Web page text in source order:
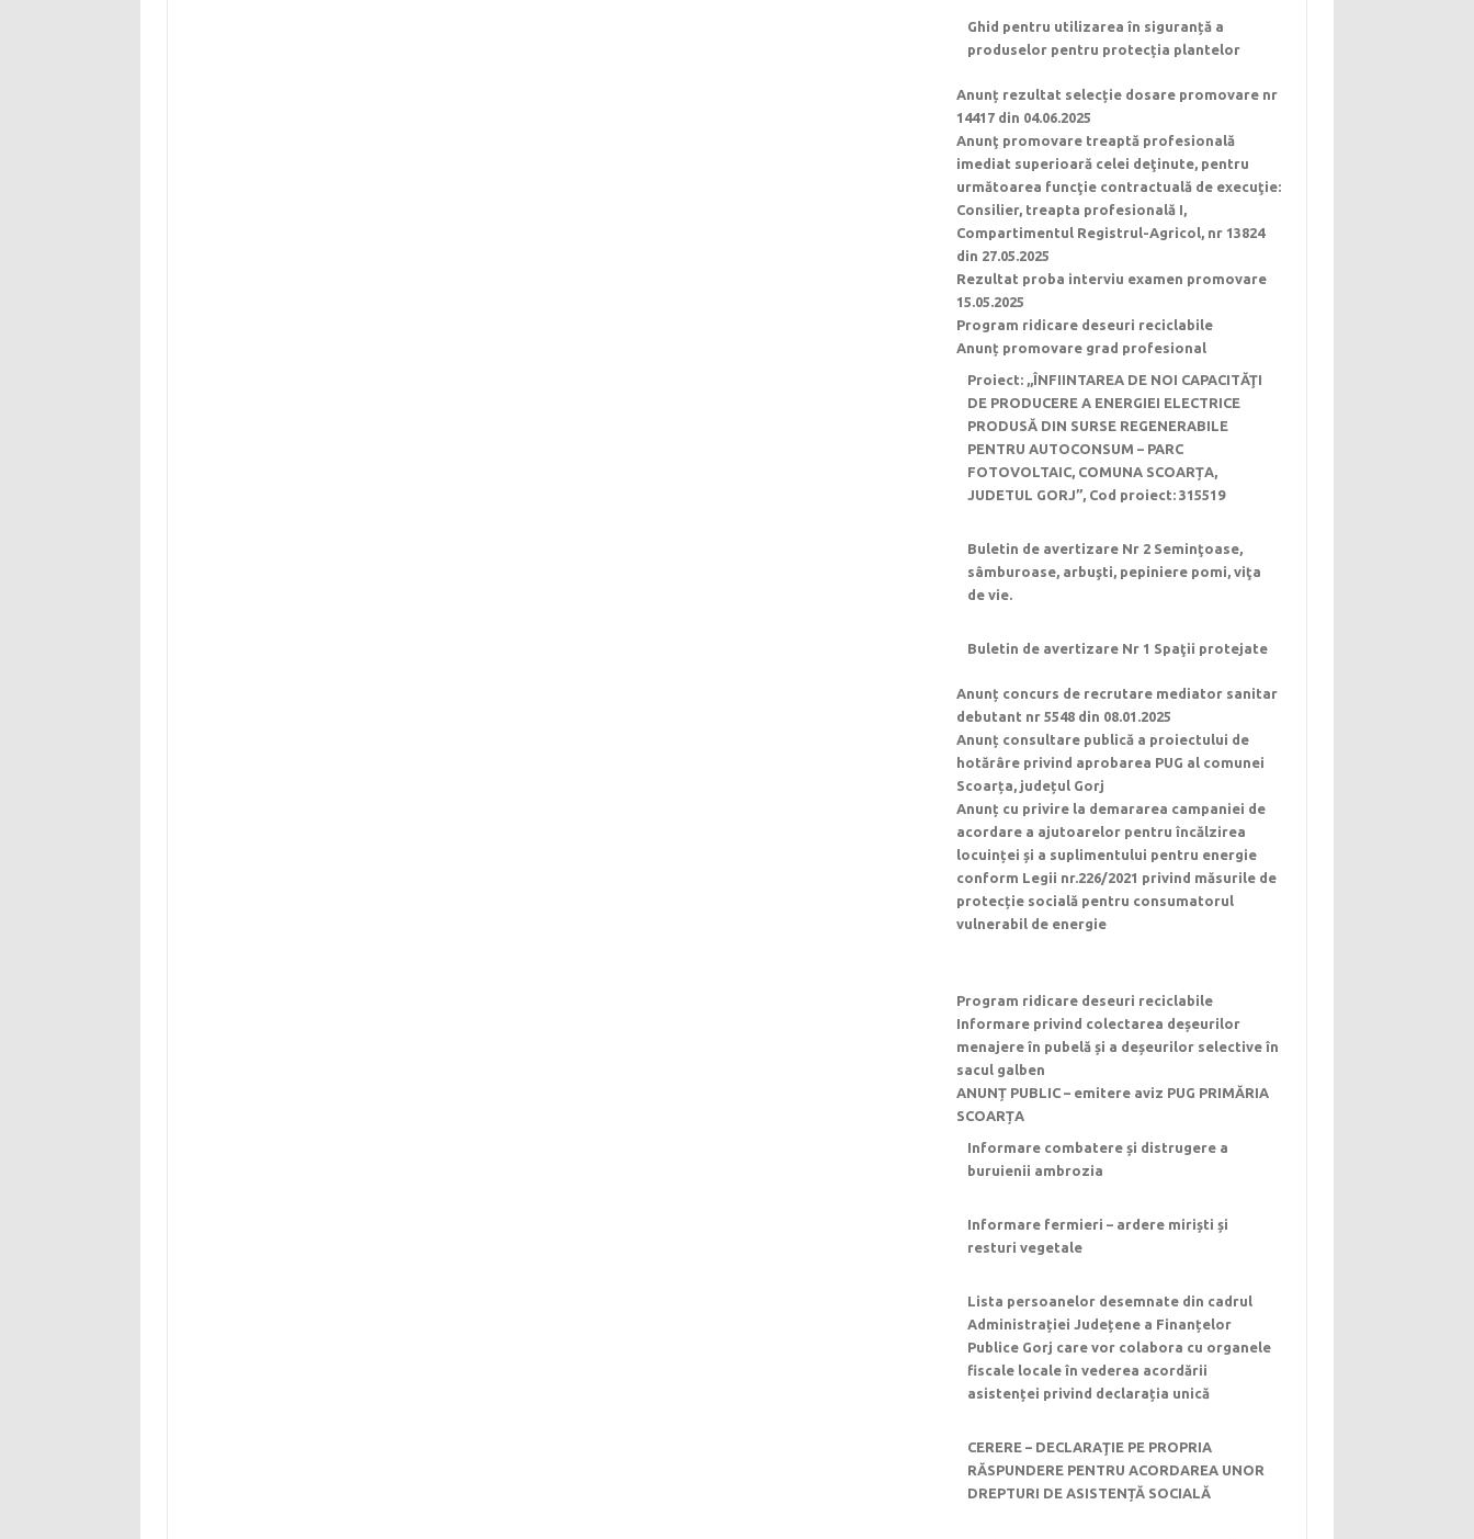
Ghid pentru utilizarea în siguranță a
produselor pentru protecția plantelor
Anunț rezultat selecție dosare promovare nr
14417 din 04.06.2025
Anunţ promovare treaptă profesională
imediat superioară celei deţinute, pentru
următoarea funcţie contractuală de execuţie:
Consilier, treapta profesională I,
Compartimentul Registrul-Agricol, nr 13824
din 27.05.2025
Rezultat proba interviu examen promovare
15.05.2025
Program ridicare deseuri reciclabile
Anunț promovare grad profesional
Proiect: ,,ÎNFIINTAREA DE NOI CAPACITĂŢI
DE PRODUCERE A ENERGIEI ELECTRICE
PRODUSĂ DIN SURSE REGENERABILE
PENTRU AUTOCONSUM – PARC
FOTOVOLTAIC, COMUNA SCOARȚA,
JUDETUL GORJ”, Cod proiect: 315519
Buletin de avertizare Nr 2 Seminţoase,
sâmburoase, arbuşti, pepiniere pomi, viţa
de vie.
Buletin de avertizare Nr 1 Spaţii protejate
Anunț concurs de recrutare mediator sanitar
debutant nr 5548 din 08.01.2025
Anunț consultare publică a proiectului de
hotărâre privind aprobarea PUG al comunei
Scoarța, județul Gorj
Anunț cu privire la demararea campaniei de
acordare a ajutoarelor pentru încălzirea
locuinței și a suplimentului pentru energie
conform Legii nr.226/2021 privind măsurile de
protecție socială pentru consumatorul
vulnerabil de energie
Program ridicare deseuri reciclabile
Informare privind colectarea deșeurilor
menajere în pubelă și a deșeurilor selective în
sacul galben
ANUNȚ PUBLIC – emitere aviz PUG PRIMĂRIA
SCOARȚA
Informare combatere și distrugere a
buruienii ambrozia
Informare fermieri – ardere miriști și
resturi vegetale
Lista persoanelor desemnate din cadrul
Administrației Județene a Finanțelor
Publice Gorj care vor colabora cu organele
fiscale locale în vederea acordării
asistenței privind declarația unică
CERERE – DECLARAŢIE PE PROPRIA
RĂSPUNDERE PENTRU ACORDAREA UNOR
DREPTURI DE ASISTENȚĂ SOCIALĂ